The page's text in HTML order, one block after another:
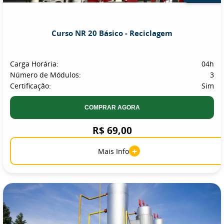
Curso NR 20 Básico - Reciclagem
Carga Horária:
04h
Número de Módulos:
3
Certificação:
Sim
COMPRAR AGORA
R$ 69,00
Mais Info +